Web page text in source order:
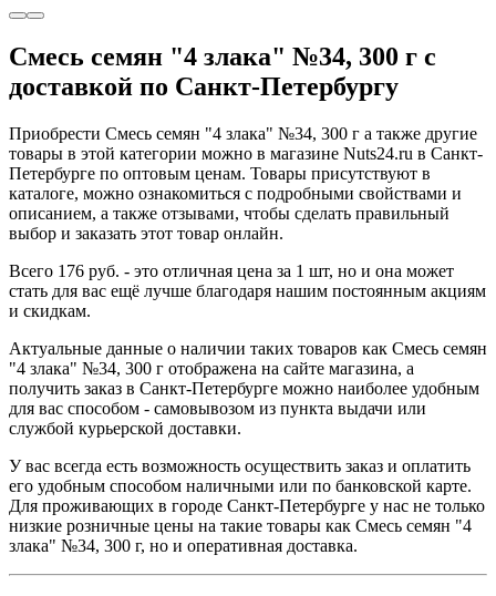
Смесь семян "4 злака" №34, 300 г с
доставкой по Санкт-Петербургу
Приобрести Смесь семян "4 злака" №34, 300 г а также другие
товары в этой категории можно в магазине Nuts24.ru в Санкт-
Петербурге по оптовым ценам. Товары присутствуют в
каталоге, можно ознакомиться с подробными свойствами и
описанием, а также отзывами, чтобы сделать правильный
выбор и заказать этот товар онлайн.
Всего 176 руб. - это отличная цена за 1 шт, но и она может
стать для вас ещё лучше благодаря нашим постоянным акциям
и скидкам.
Актуальные данные о наличии таких товаров как Смесь семян
"4 злака" №34, 300 г отображена на сайте магазина, а
получить заказ в Санкт-Петербурге можно наиболее удобным
для вас способом - самовывозом из пункта выдачи или
службой курьерской доставки.
У вас всегда есть возможность осуществить заказ и оплатить
его удобным способом наличными или по банковской карте.
Для проживающих в городе Санкт-Петербурге у нас не только
низкие розничные цены на такие товары как Смесь семян "4
злака" №34, 300 г, но и оперативная доставка.